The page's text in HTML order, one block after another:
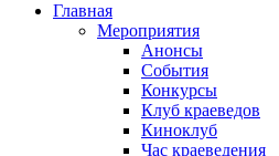
Главная
Мероприятия
Анонсы
События
Конкурсы
Клуб краеведов
Киноклуб
Час краеведения